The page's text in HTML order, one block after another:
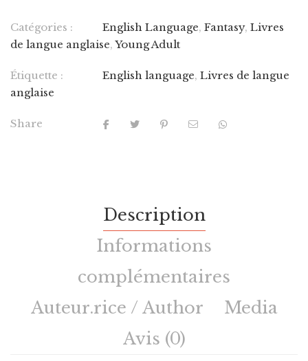
Catégories : English Language, Fantasy, Livres
de langue anglaise, Young Adult
Étiquette : English language, Livres de langue
anglaise
Share
Description
Informations
complémentaires
Auteur.rice / Author
Media
Avis (0)